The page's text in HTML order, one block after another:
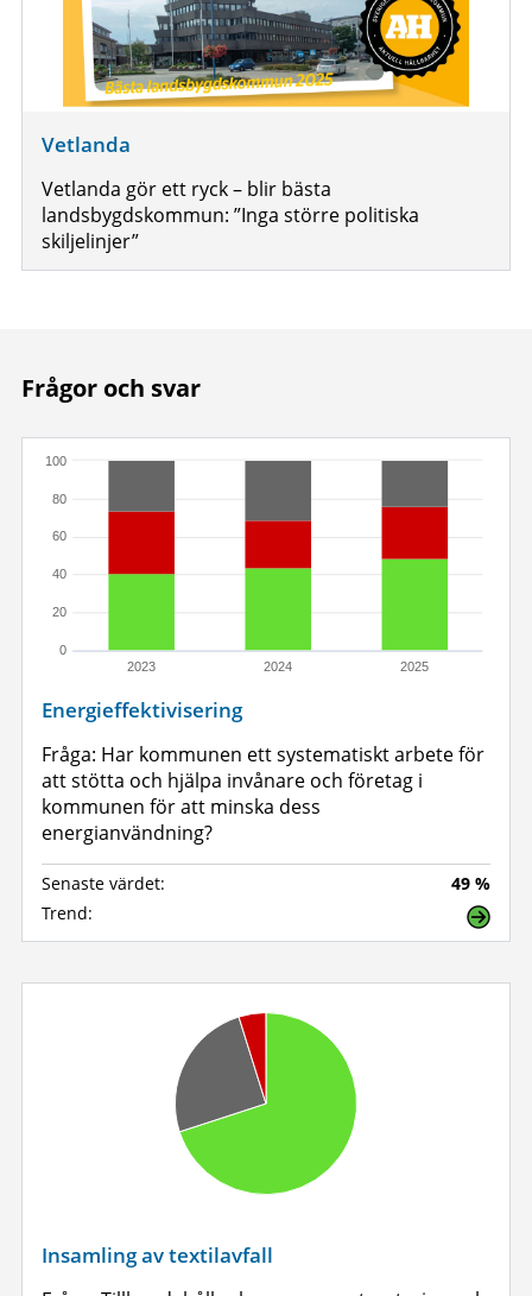
Vetlanda
Vetlanda gör ett ryck – blir bästa
landsbygdskommun: ”Inga större politiska
skiljelinjer”
Frågor och svar
2023 2024 2025
0
20
40
60
80
100
Energieffektivisering
Fråga: Har kommunen ett systematiskt arbete för
att stötta och hjälpa invånare och företag i
kommunen för att minska dess
energianvändning?
Senaste värdet:
49 %
Trend:
Insamling av textilavfall